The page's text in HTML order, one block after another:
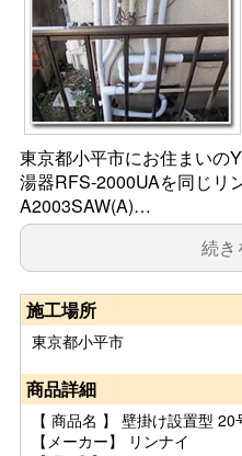
東京都小平市にお住まいの
湯器RFS-2000UAを同じリ
A2003SAW(A)…
続き
施工場所
東京都小平市
商品詳細
【 商品名 】 壁掛け設置型
【メーカー】 リンナイ